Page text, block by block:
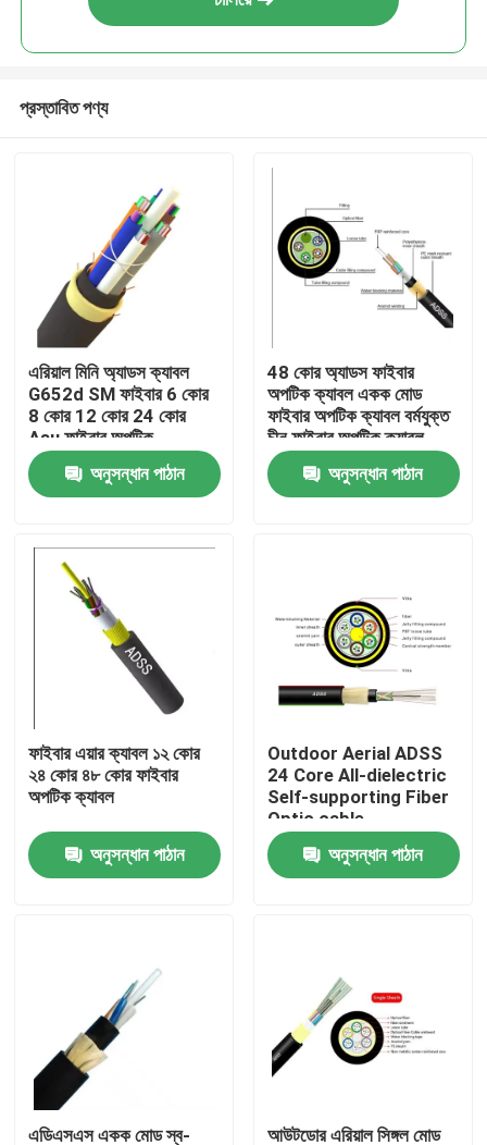
আমাদের সম্পর্কে
মান নিয়ন্ত্রণ
যোগাযোগ করুন
বহিরঙ্গন ফাইবার অপটিক কেবল
ইন্ডোর ফাইবার অপটিক কেবল
ফাইবার অপটিক তারের
প্রস্তাবিত পণ্য
এরিয়াল মিনি অ্যাডস ক্যাবল
G652d SM ফাইবার 6 কোর
8 কোর 12 কোর 24 কোর
Asu ফাইবার অপটিক
অনুসন্ধান পাঠান
48 কোর অ্যাডস ফাইবার
অপটিক ক্যাবল একক মোড
ফাইবার অপটিক ক্যাবল বর্মযুক্ত
চীন ফাইবার অপটিক ক্যাবল
অনুসন্ধান পাঠান
ফাইবার এয়ার ক্যাবল ১২ কোর
২৪ কোর ৪৮ কোর ফাইবার
অপটিক ক্যাবল
অনুসন্ধান পাঠান
Outdoor Aerial ADSS
24 Core All-dielectric
Self-supporting Fiber
Optic cable
অনুসন্ধান পাঠান
এডিএসএস একক মোড স্ব- আউটডোর এরিয়াল সিঙ্গল মোড